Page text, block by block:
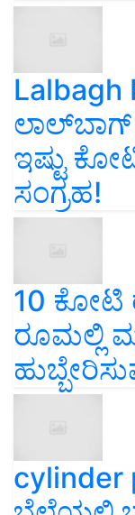
Lalbagh
ಲಾಲ್‌ಬಾಗ್
ಇಷ್ಟು
ಸಂಗ್ರಹ!
10 ಕೋಟಿ
ರೂಮಲ್ಲಿ